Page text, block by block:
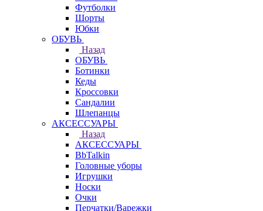
Футболки
Шорты
Юбки
ОБУВЬ
Назад
ОБУВЬ
Ботинки
Кеды
Кроссовки
Сандалии
Шлепанцы
АКСЕССУАРЫ
Назад
АКСЕССУАРЫ
BbTalkin
Головные уборы
Игрушки
Носки
Очки
Перчатки/Варежки